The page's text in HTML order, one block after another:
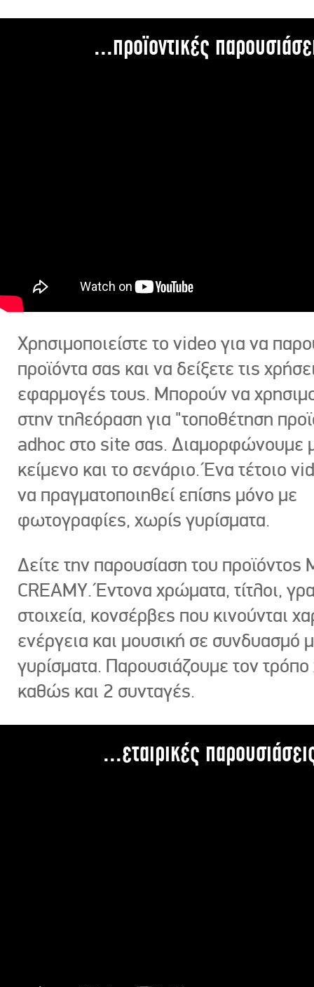
...προϊοντικές
Χρησιμοποιείστε το video για να
προϊόντα σας και να δείξετε τις
εφαρμογές τους. Μπορούν να
στην τηλεόραση για "τοποθέτηση
adhoc στο site σας. Διαμορφώνουμε
κείμενο και το σενάριο. Ένα τέτοιο
να πραγματοποιηθεί επίσης μόνο με
φωτογραφίες, χωρίς γυρίσματα.
Δείτε την παρουσίαση του προϊόντος
CREAMY. Έντονα χρώματα, τίτλοι,
στοιχεία, κονσέρβες που κινούνται
ενέργεια και μουσική σε συνδυασμό
γυρίσματα. Παρουσιάζουμε τον
καθώς και 2 συνταγές.
...εταιρικές